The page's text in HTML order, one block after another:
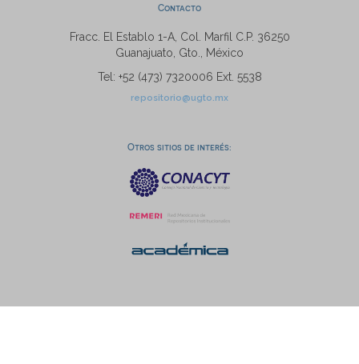
Contacto
Fracc. El Establo 1-A, Col. Marfil C.P. 36250
Guanajuato, Gto., México
Tel: +52 (473) 7320006 Ext. 5538
repositorio@ugto.mx
Otros sitios de interés: